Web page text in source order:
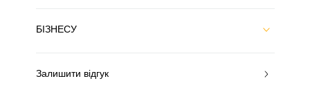
БІЗНЕСУ
Залишити відгук